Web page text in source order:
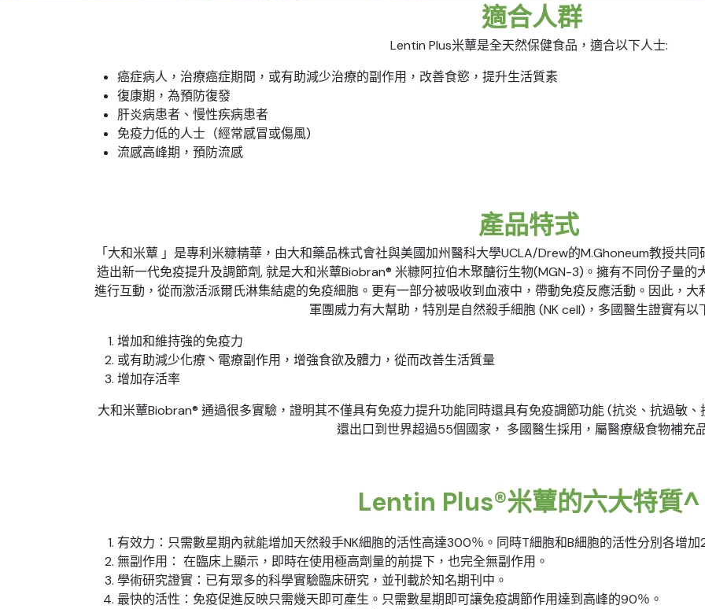
適合人群
Lentin Plus米蕈是全天然保健食品，適合以下人士:
癌症病人，治療癌症期間，或有助減少治療的副作用，改善食慾，提升生活質素
復康期，為預防復發
肝炎病患者、慢性疾病患者
免疫力低的人士（經常感冒或傷風)
流感高峰期，預防流感
產品特式
「大和米蕈 」是專利米糠精華，由大和藥品株式會社與美國加州醫科大學UCLA/Drew的M.Ghoneum教授共
造出新一代免疫提升及調節劑, 就是大和米蕈Biobran® 米糠阿拉伯木聚醣衍生物(MGN-3)。擁有不同份子量
進行互動，從而激活派爾氏淋集結處的免疫細胞。更有一部分被吸收到血液中，帶動免疫反應活動。因此，
軍團威力有大幫助，特別是自然殺手細胞 (NK cell)，多國醫生證實有以
增加和維持強的免疫力
或有助減少化療丶電療副作用，增強食欲及體力，從而改善生活質量
增加存活率
大和米蕈Biobran® 通過很多實驗，證明其不僅具有免疫力提升功能同時還具有免疫調節功能 (抗炎、抗過敏
還出口到世界超過55個國家， 多國醫生採用，屬醫療級食物補充
Lentin Plus®米蕈的六大特質^​
有效力：只需數星期內就能增加天然殺手NK細胞的活性高達300％。同時T細胞和B細胞的活性分別各增加
無副作用： 在臨床上顯示，即時在使用極高劑量的前提下，也完全無副作用。
學術研究證實：已有眾多的科學實驗臨床研究，並刊載於知名期刊中。
最快的活性：免疫促進反映只需幾天即可產生。只需數星期即可讓免疫調節作用達到高峰的90％。